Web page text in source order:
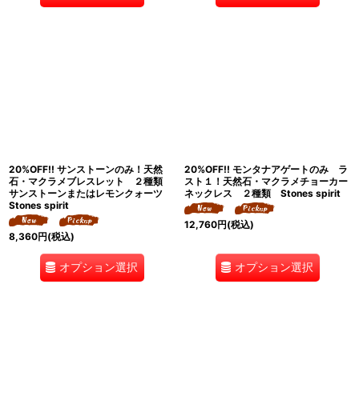
20%OFF!! サンストーンのみ！天然
石・マクラメブレスレット ２種類
サンストーンまたはレモンクォーツ
Stones spirit
8,360円(税込)
オプション選択
20%OFF!! モンタナアゲートのみ ラ
スト１！天然石・マクラメチョーカー
ネックレス ２種類 Stones spirit
12,760円(税込)
オプション選択